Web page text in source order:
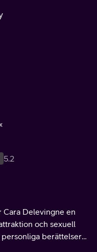
5.2
Cara Delevingne en
och sexuell
berättelser